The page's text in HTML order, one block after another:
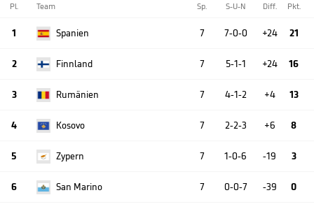
Pl. Team Sp. S-U-N Diff. Pkt.
1 Spanien 7 7-0-0 +24 21
2 Finnland 7 5-1-1 +24 16
3 Rumänien 7 4-1-2 +4 13
4 Kosovo 7 2-2-3 +6 8
5 Zypern 7 1-0-6 -19 3
6 San Marino 7 0-0-7 -39 0